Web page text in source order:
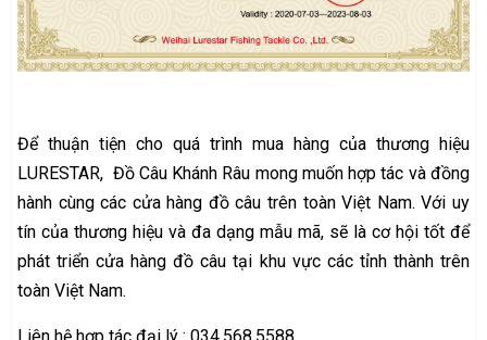
Để thuận tiện cho quá trình mua hàng của thương hiệu
LURESTAR, Đồ Câu Khánh Râu mong muốn hợp tác và đồng
hành cùng các cửa hàng đồ câu trên toàn Việt Nam. Với uy
tín của thương hiệu và đa dạng mẫu mã, sẽ là cơ hội tốt để
phát triển cửa hàng đồ câu tại khu vực các tỉnh thành trên
toàn Việt Nam.